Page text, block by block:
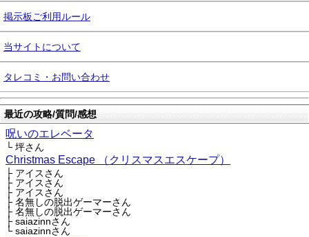
掲示板ご利用ルール
当サイトについて
タレコミ・お問い合わせ
最近の攻略/質問/感想
呪いのエレベータ
└ 坪さん
Christmas Escape （クリスマスエスケープ）
├ アイスさん
├ アイスさん
├ アイスさん
├ 名無しの脱出ゲーマーさん
├ 名無しの脱出ゲーマーさん
├ saiazinnさん
└ saiazinnさん